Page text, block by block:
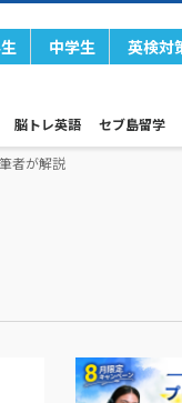
中学生 英検対
脳トレ英語 セブ島留学
者が解説